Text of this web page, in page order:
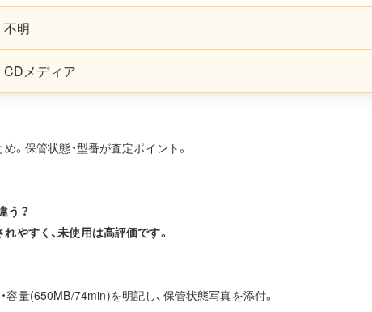
不明
CDメディア
。保管状態・型番が査定ポイント。
う？
やすく、未使用は高評価です。
容量(650MB/74min)を明記し、保管状態写真を添付。